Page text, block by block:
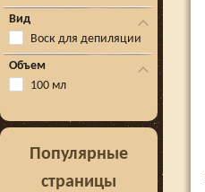
Вид
Воск для депиляции
Объем
100 мл
Популярные
страницы